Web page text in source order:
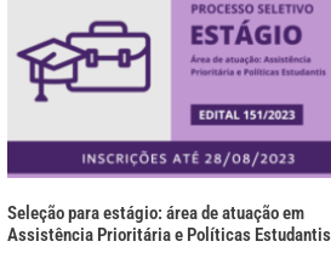
Seleção para estágio: área de atuação em
Assistência Prioritária e Políticas Estudantis